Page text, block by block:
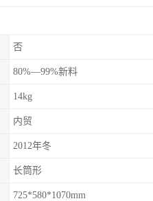
否
80%—99%新料
14kg
内贸
2012年冬
长筒形
725*580*1070mm